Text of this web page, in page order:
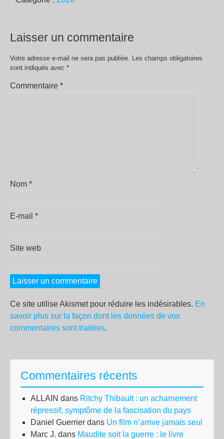
Laisser un commentaire
Votre adresse e-mail ne sera pas publiée. Les champs obligatoires
sont indiqués avec *
Commentaire *
Nom *
E-mail *
Site web
Ce site utilise Akismet pour réduire les indésirables. En
savoir plus sur la façon dont les données de vos
commentaires sont traitées.
Commentaires récents
ALLAIN dans Ritchy Thibault : un acharnement
répressif, symptôme de la fascisation du pays
Daniel Guerrier dans Un film n’arrive jamais seul
Marc J. dans Maudite soit la guerre : le livre